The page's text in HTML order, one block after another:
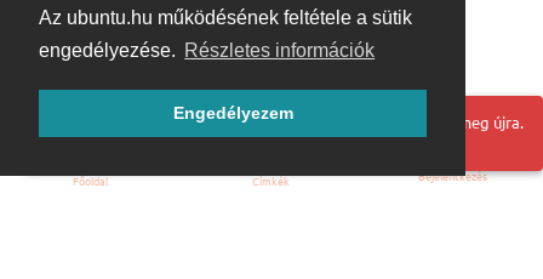
Az ubuntu.hu működésének feltétele a sütik
engedélyezése. Részletes információk
Engedélyezem
Hoppá! Valami hiba történt. Frissítse az oldalt és próbálja meg újra.
Főoldal Címkék Bejelentkezés